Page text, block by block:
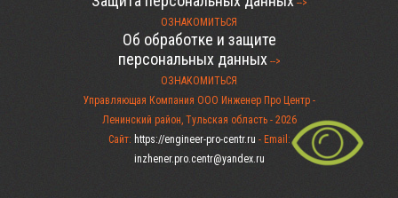
-->
ОЗНАКОМИТЬСЯ
Об обработке и защите
персональных данных -->
ОЗНАКОМИТЬСЯ
Управляющая Компания ООО Инженер Про Центр -
Ленинский район, Тульская область - 2026
Сайт: https://engineer-pro-centr.ru - Email:
inzhener.pro.centr@yandex.ru